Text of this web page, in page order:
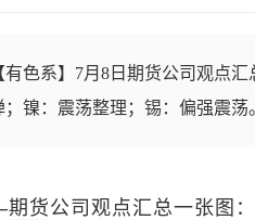
有色系】7月8日期货公司观点
；镍：震荡整理；锡：偏强震荡
期货公司观点汇总一张图